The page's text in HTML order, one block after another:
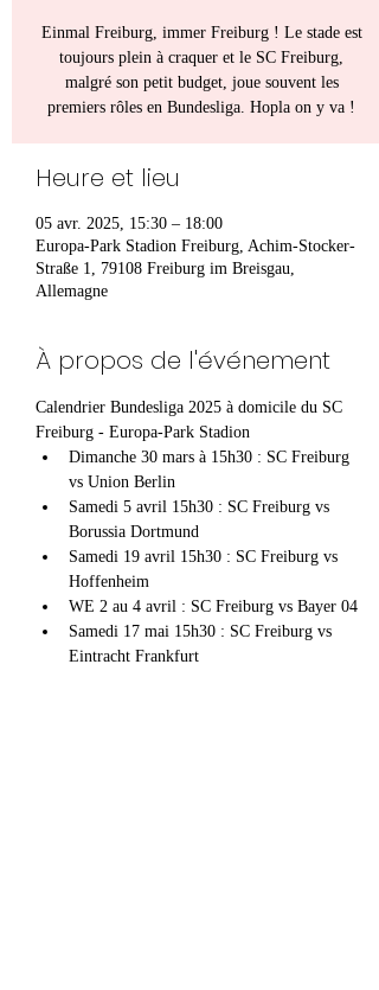
Einmal Freiburg, immer Freiburg ! Le stade est
toujours plein à craquer et le SC Freiburg,
malgré son petit budget, joue souvent les
premiers rôles en Bundesliga. Hopla on y va !
Heure et lieu
05 avr. 2025, 15:30 – 18:00
Europa-Park Stadion Freiburg, Achim-Stocker-
Straße 1, 79108 Freiburg im Breisgau,
Allemagne
À propos de l'événement
Calendrier Bundesliga 2025 à domicile du SC
Freiburg - Europa-Park Stadion
Dimanche 30 mars à 15h30 : SC Freiburg
vs Union Berlin
Samedi 5 avril 15h30 : SC Freiburg vs
Borussia Dortmund
Samedi 19 avril 15h30 : SC Freiburg vs
Hoffenheim
WE 2 au 4 avril : SC Freiburg vs Bayer 04
Samedi 17 mai 15h30 : SC Freiburg vs
Eintracht Frankfurt